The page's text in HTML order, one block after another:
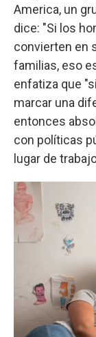
America, un
dice: "Si los
convierten en
familias, eso
enfatiza que
marcar una
entonces
con políticas
lugar de